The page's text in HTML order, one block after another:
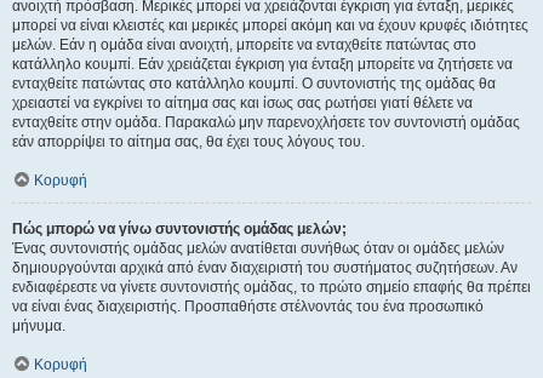
ανοιχτή πρόσβαση. Μερικές μπορεί να χρειάζονται έγκριση για ένταξη, μερικές
μπορεί να είναι κλειστές και μερικές μπορεί ακόμη και να έχουν κρυφές ιδιότητες
μελών. Εάν η ομάδα είναι ανοιχτή, μπορείτε να ενταχθείτε πατώντας στο
κατάλληλο κουμπί. Εάν χρειάζεται έγκριση για ένταξη μπορείτε να ζητήσετε να
ενταχθείτε πατώντας στο κατάλληλο κουμπί. Ο συντονιστής της ομάδας θα
χρειαστεί να εγκρίνει το αίτημα σας και ίσως σας ρωτήσει γιατί θέλετε να
ενταχθείτε στην ομάδα. Παρακαλώ μην παρενοχλήσετε τον συντονιστή ομάδας
εάν απορρίψει το αίτημα σας, θα έχει τους λόγους του.
Κορυφή
Πώς μπορώ να γίνω συντονιστής ομάδας μελών;
Ένας συντονιστής ομάδας μελών ανατίθεται συνήθως όταν οι ομάδες μελών
δημιουργούνται αρχικά από έναν διαχειριστή του συστήματος συζητήσεων. Αν
ενδιαφέρεστε να γίνετε συντονιστής ομάδας, το πρώτο σημείο επαφής θα πρέπει
να είναι ένας διαχειριστής. Προσπαθήστε στέλνοντάς του ένα προσωπικό
μήνυμα.
Κορυφή